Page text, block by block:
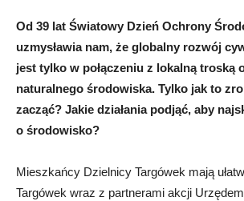
Od 39 lat Światowy Dzień Ochrony
uzmysławia nam, że globalny rozwój
jest tylko w połączeniu z lokalną troską
naturalnego środowiska. Tylko jak to
zacząć? Jakie działania podjąć, aby
o środowisko?
Mieszkańcy Dzielnicy Targówek mają
Targówek wraz z partnerami akcji